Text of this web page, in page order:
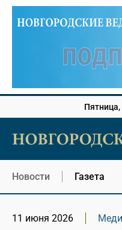
Пятница,
Новости Газета
11 июня 2026